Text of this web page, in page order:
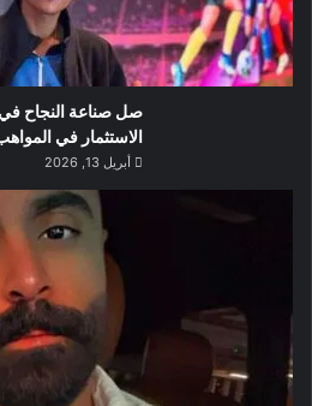
صل صناعة النجاح في
الاستثمار في
أبريل 13, 2026